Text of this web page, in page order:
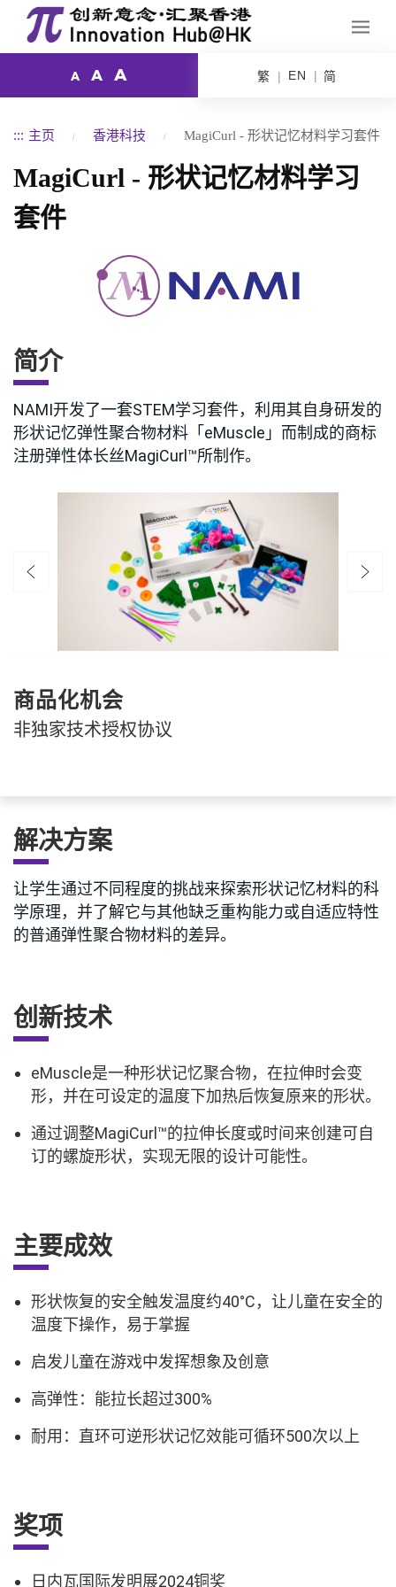
A A A 繁 EN 简
::: 主页 香港科技 MagiCurl - 形状记忆材料学习套件
MagiCurl - 形状记忆材料学习
套件
简介
NAMI开发了一套STEM学习套件，利用其自身研发的
形状记忆弹性聚合物材料「eMuscle」而制成的商标
注册弹性体长丝MagiCurl™所制作。
商品化机会
非独家技术授权协议
解决方案
让学生通过不同程度的挑战来探索形状记忆材料的科
学原理，并了解它与其他缺乏重构能力或自适应特性
的普通弹性聚合物材料的差异。
创新技术
eMuscle是一种形状记忆聚合物，在拉伸时会变
形，并在可设定的温度下加热后恢复原来的形状。
通过调整MagiCurl™的拉伸长度或时间来创建可自
订的螺旋形状，实现无限的设计可能性。
主要成效
形状恢复的安全触发温度约40°C，让儿童在安全的
温度下操作，易于掌握
启发儿童在游戏中发挥想象及创意
高弹性：能拉长超过300%
耐用：直环可逆形状记忆效能可循环500次以上
奖项
日内瓦国际发明展2024铜奖